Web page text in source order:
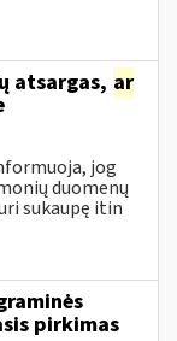
atsargas, ar
jog
duomenų
sukaupę itin
pirkimas